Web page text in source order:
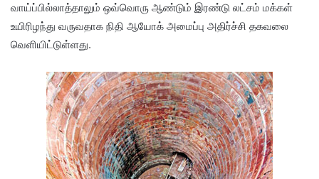
வாய்ப்பில்லாத்தாலும் ஒவ்வொரு ஆண்டும் இரண்டு லட்சம் மக்கள்
உயிரிழந்து வருவதாக நிதி ஆயோக் அமைப்பு அதிர்ச்சி தகவலை
வெளியிட்டுள்ளது.